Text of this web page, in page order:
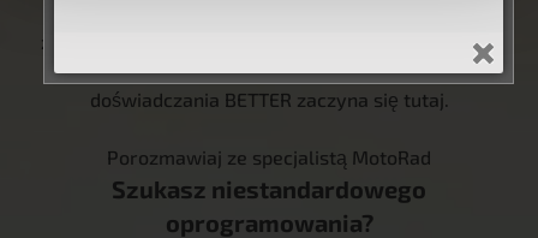
znać, jak możemy Ci pomóc w znalezieniu idealnego
produktu dla Twoich potrzeb. Twoja podróż do
doświadczania BETTER zaczyna się tutaj.
Porozmawiaj ze specjalistą MotoRad
Szukasz niestandardowego
oprogramowania?